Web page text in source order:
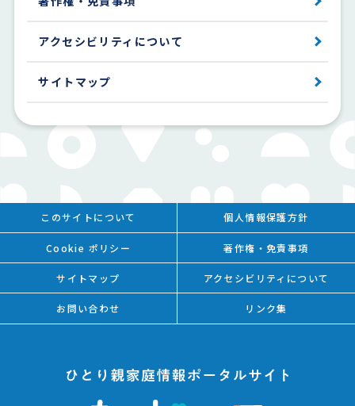
アクセシビリティについて
サイトマップ
このサイトについて 個人情報保護方針
Cookie ポリシー 著作権・免責事項
サイトマップ アクセシビリティについて
お問い合わせ リンク集